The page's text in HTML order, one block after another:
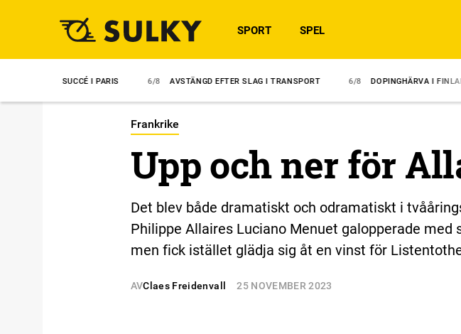
SPORT SPEL
SUCCÉ I PARIS 6/8 AVSTÄNGD EFTER SLAG I TRANSPORT 6/8 DOPINGHÄRVA I FINLAND?
Frankrike
Upp och ner för
Det blev både dramatiskt och odramatiskt i
Philippe Allaires Luciano Menuet galopperade med
men fick istället glädja sig åt en vinst för
AVClaes Freidenvall 25 NOVEMBER 2023